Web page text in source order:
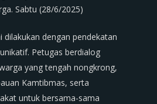
Sabtu (28/6/2025)
dilakukan dengan pendekatan
Petugas berdialog
yang tengah nongkrong,
Kamtibmas, serta
untuk bersama-sama